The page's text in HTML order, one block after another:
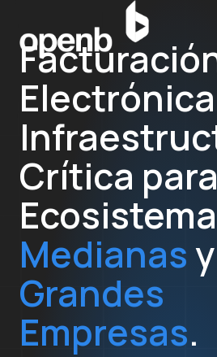
contenido
Crítica
Medianasy
Grandes
Empresas.